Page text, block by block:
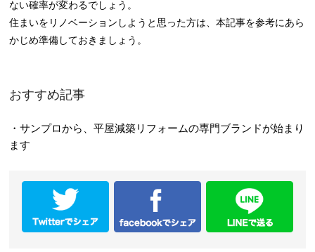
ない確率が変わるでしょう。
住まいをリノベーションしようと思った方は、本記事を参考にあら
かじめ準備しておきましょう。
おすすめ記事
・サンプロから、平屋減築リフォームの専門ブランドが始まり
ます